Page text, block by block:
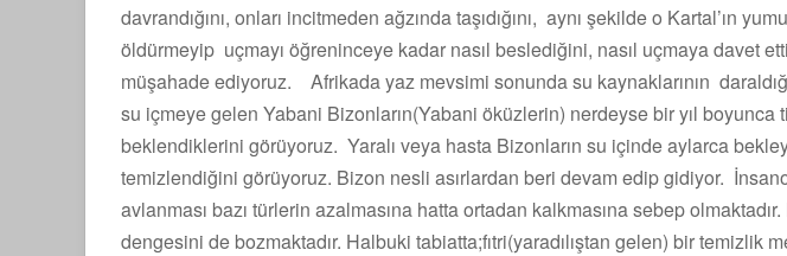
davrandığını, onları incitmeden ağzında taşıdığını, aynı şekilde o Kartal’ın
öldürmeyip uçmayı öğreninceye kadar nasıl beslediğini, nasıl uçmaya davet
müşahade ediyoruz. Afrikada yaz mevsimi sonunda su kaynaklarının
su içmeye gelen Yabani Bizonların(Yabani öküzlerin) nerdeyse bir yıl boyunca
beklendiklerini görüyoruz. Yaralı veya hasta Bizonların su içinde aylarca
temizlendiğini görüyoruz. Bizon nesli asırlardan beri devam edip gidiyor.
avlanması bazı türlerin azalmasına hatta ortadan kalkmasına sebep
dengesini de bozmaktadır. Halbuki tabiatta;fıtri(yaradılıştan gelen) bir temizlik